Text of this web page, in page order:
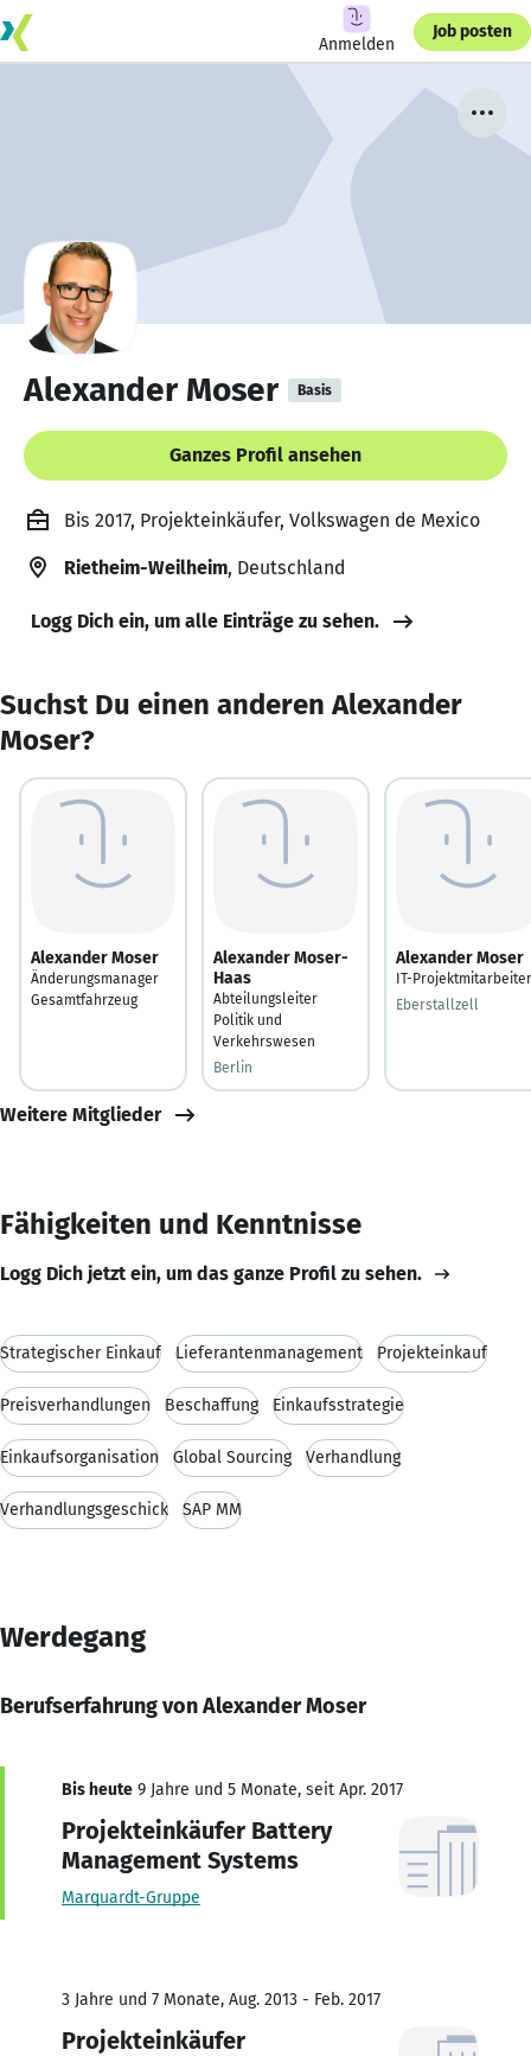
Anmelden
Job posten
Alexander Moser Basis
Ganzes Profil ansehen
Bis 2017, Projekteinkäufer, Volkswagen de Mexico
Rietheim-Weilheim, Deutschland
Logg Dich ein, um alle Einträge zu sehen.
Suchst Du einen anderen Alexander
Moser?
Alexander Moser
Änderungsmanager
Gesamtfahrzeug
Alexander Moser-
Haas
Abteilungsleiter
Politik und
Verkehrswesen
Berlin
Alexander Moser
IT-Projektmitarbeiter
Eberstallzell
Weitere Mitglieder
Fähigkeiten und Kenntnisse
Logg Dich jetzt ein, um das ganze Profil zu sehen.
Strategischer Einkauf Lieferantenmanagement Projekteinkauf
Preisverhandlungen Beschaffung Einkaufsstrategie
Einkaufsorganisation Global Sourcing Verhandlung
Verhandlungsgeschick SAP MM
Werdegang
Berufserfahrung von Alexander Moser
Bis heute 9 Jahre und 5 Monate, seit Apr. 2017
Projekteinkäufer Battery
Management Systems
Marquardt-Gruppe
3 Jahre und 7 Monate, Aug. 2013 - Feb. 2017
Projekteinkäufer